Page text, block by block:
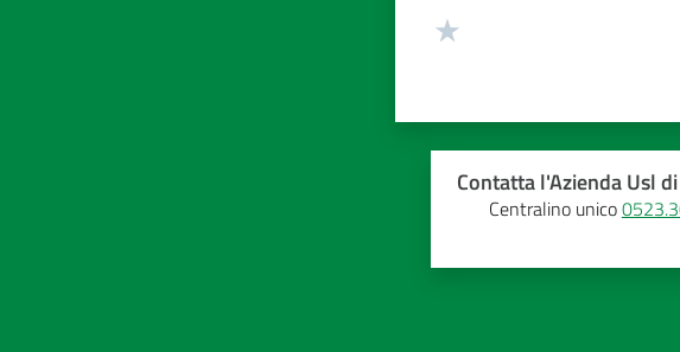
Contatta l'Azienda Usl
Centralino unico